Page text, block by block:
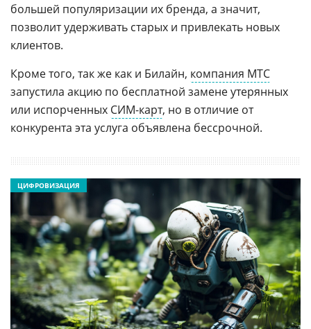
большей популяризации их бренда, а значит,
позволит удерживать старых и привлекать новых
клиентов.
Кроме того, так же как и Билайн, компания МТС
запустила акцию по бесплатной замене утерянных
или испорченных СИМ-карт, но в отличие от
конкурента эта услуга объявлена бессрочной.
ЦИФРОВИЗАЦИЯ